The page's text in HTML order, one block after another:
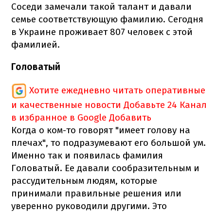
Соседи замечали такой талант и давали
семье соответствующую фамилию. Сегодня
в Украине проживает 807 человек с этой
фамилией.
Головатый
Хотите ежедневно читать оперативные
и качественные новости Добавьте 24 Канал
в избранное в Google Добавить
Когда о ком-то говорят "имеет голову на
плечах", то подразумевают его большой ум.
Именно так и появилась фамилия
Головатый. Ее давали сообразительным и
рассудительным людям, которые
принимали правильные решения или
уверенно руководили другими. Это